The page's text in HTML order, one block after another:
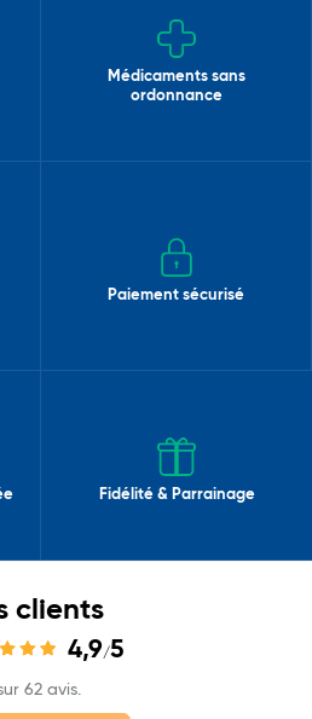
Médicaments sans
ordonnance
Paiement sécurisé
Fidélité & Parrainage
clients
4,9/5
62 avis.